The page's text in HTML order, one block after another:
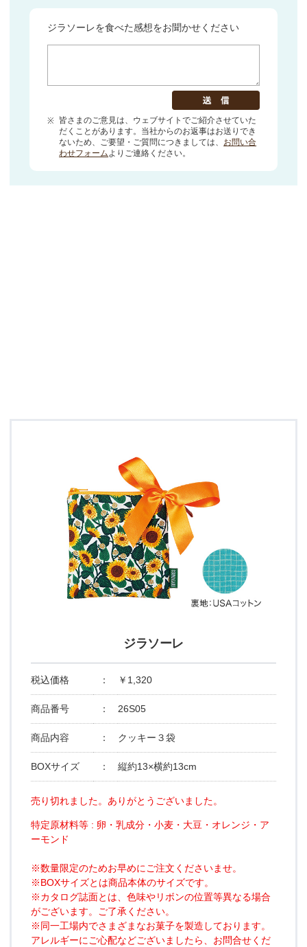
ジラソーレ
税込価格 ： ￥1,320
商品番号 ： 26S05
商品内容 ： クッキー３袋
BOXサイズ ： 縦約13×横約13cm
売り切れました。ありがとうございました。
特定原材料等 : 卵・乳成分・小麦・大豆・オレンジ・ア
ーモンド
※数量限定のためお早めにご注文くださいませ。
※BOXサイズとは商品本体のサイズです。
※カタログ誌面とは、色味やリボンの位置等異なる場合
がございます。ご了承ください。
※同一工場内でさまざまなお菓子を製造しております。
アレルギーにご心配などございましたら、お問合せくだ